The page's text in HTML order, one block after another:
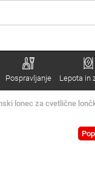
Pospravljanje Lepota in
lonec za cvetlične